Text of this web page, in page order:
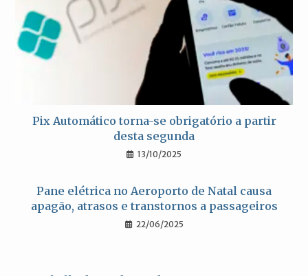
Pix Automático torna-se obrigatório a partir
desta segunda
13/10/2025
Pane elétrica no Aeroporto de Natal causa
apagão, atrasos e transtornos a passageiros
22/06/2025